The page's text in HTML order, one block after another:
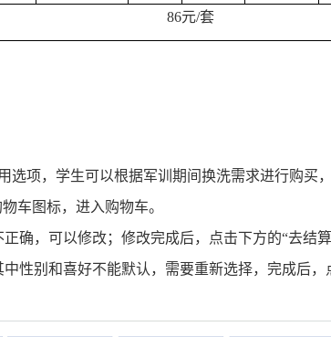
86元/套
项，学生可以根据军训期间换洗需求进行购买
车图标，进入购物车。
确，可以修改；修改完成后，点击下方的“去结
性别和喜好不能默认，需要重新选择，完成后，